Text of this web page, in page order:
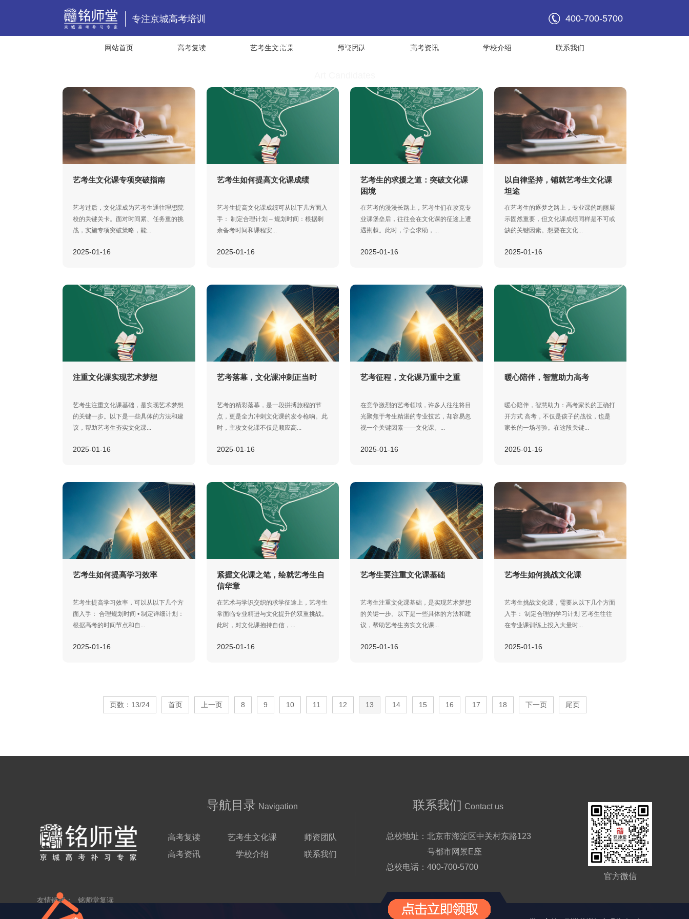
专注京城高考培训 400-700-5700
网站首页 高考复读 艺考生文化课 师资团队 高考资讯 学校介绍 联系我们
艺考生文化课-隐藏
艺考生文化课专项突破指南
艺考过后，文化课成为艺考生通往理想院
校的关键关卡。面对时间紧、任务重的挑
战，实施专项突破策略，能...
2025-01-16
艺考生如何提高文化课成绩
艺考生提高文化课成绩可从以下几方面入
手： 制定合理计划 – 规划时间：根据剩
余备考时间和课程安...
2025-01-16
艺考生的求援之道：突破文化课
困境
在艺考的漫漫长路上，艺考生们在攻克专
业课堡垒后，往往会在文化课的征途上遭
遇荆棘。此时，学会求助，...
2025-01-16
以自律坚持，铺就艺考生文化课
坦途
在艺考生的逐梦之路上，专业课的绚丽展
示固然重要，但文化课成绩同样是不可或
缺的关键因素。想要在文化...
2025-01-16
注重文化课实现艺术梦想
艺考生注重文化课基础，是实现艺术梦想
的关键一步。以下是一些具体的方法和建
议，帮助艺考生夯实文化课...
2025-01-16
艺考落幕，文化课冲刺正当时
艺考的精彩落幕，是一段拼搏旅程的节
点，更是全力冲刺文化课的发令枪响。此
时，主攻文化课不仅是顺应高...
2025-01-16
艺考征程，文化课乃重中之重
在竞争激烈的艺考领域，许多人往往将目
光聚焦于考生精湛的专业技艺，却容易忽
视一个关键因素——文化课。...
2025-01-16
暖心陪伴，智慧助力高考
暖心陪伴，智慧助力：高考家长的正确打
开方式 高考，不仅是孩子的战役，也是
家长的一场考验。在这段关键...
2025-01-16
艺考生如何提高学习效率
艺考生提高学习效率，可以从以下几个方
面入手： 合理规划时间 • 制定详细计划：
根据高考的时间节点和自...
2025-01-16
紧握文化课之笔，绘就艺考生自
信华章
在艺术与学识交织的求学征途上，艺考生
常面临专业精进与文化提升的双重挑战。
此时，对文化课抱持自信，...
2025-01-16
艺考生要注重文化课基础
艺考生注重文化课基础，是实现艺术梦想
的关键一步。以下是一些具体的方法和建
议，帮助艺考生夯实文化课...
2025-01-16
艺考生如何挑战文化课
艺考生挑战文化课，需要从以下几个方面
入手： 制定合理的学习计划 艺考生往往
在专业课训练上投入大量时...
2025-01-16
页数：13/24 首页 上一页 8 9 10 11 12 13 14 15 16 17 18 下一页 尾页
导航目录 Navigation
高考复读 艺考生文化课
师资团队
高考资讯
学校介绍 联系我们
联系我们 Contact us
总校地址： 北京市海淀区中关村东路123
号都市网景E座
总校电话： 400-700-5700
官方微信
友情链接： 铭师堂复读